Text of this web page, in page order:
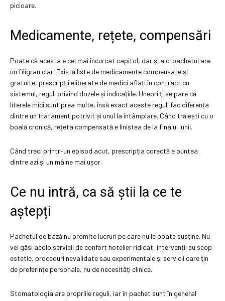
picioare.
Medicamente, rețete, compensări
Poate că acesta e cel mai încurcat capitol, dar și aici pachetul are
un filigran clar. Există liste de medicamente compensate și
gratuite, prescripții eliberate de medici aflați în contract cu
sistemul, reguli privind dozele și indicațiile. Uneori ți se pare că
literele mici sunt prea multe, însă exact aceste reguli fac diferența
dintre un tratament potrivit și unul la întâmplare. Când trăiești cu o
boală cronică, rețeta compensată e liniștea de la finalul lunii.
Când treci printr-un episod acut, prescripția corectă e puntea
dintre azi și un mâine mai ușor.
Ce nu intră, ca să știi la ce te
aștepți
Pachetul de bază nu promite lucruri pe care nu le poate susține. Nu
vei găsi acolo servicii de confort hotelier ridicat, intervenții cu scop
estetic, proceduri nevalidate sau experimentale și servicii care țin
de preferințe personale, nu de necesități clinice.
Stomatologia are propriile reguli, iar în pachet sunt în general